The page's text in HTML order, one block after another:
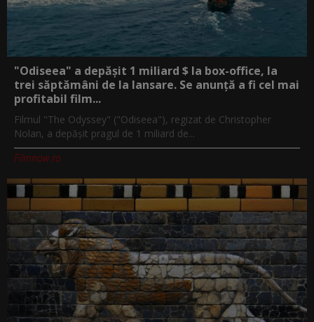
"Odiseea" a depășit 1 miliard $ la box-office, la
trei săptămâni de la lansare. Se anunță a fi cel mai
profitabil film...
Filmul "The Odyssey" ("Odiseea"), regizat de Christopher
Nolan, a depăşit pragul de 1 miliard de...
Filmnow.ro